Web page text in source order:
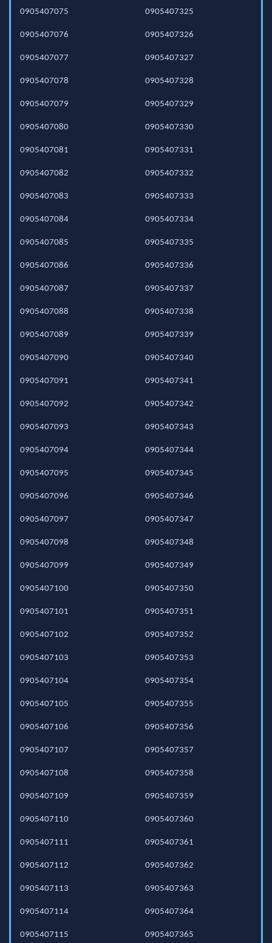
0905407075
0905407076
0905407077
0905407078
0905407079
0905407080
0905407081
0905407082
0905407083
0905407084
0905407085
0905407086
0905407087
0905407088
0905407089
0905407090
0905407091
0905407092
0905407093
0905407094
0905407095
0905407096
0905407097
0905407098
0905407099
0905407100
0905407101
0905407102
0905407103
0905407104
0905407105
0905407106
0905407107
0905407108
0905407109
0905407110
0905407111
0905407112
0905407113
0905407114
0905407115
0905407325
0905407326
0905407327
0905407328
0905407329
0905407330
0905407331
0905407332
0905407333
0905407334
0905407335
0905407336
0905407337
0905407338
0905407339
0905407340
0905407341
0905407342
0905407343
0905407344
0905407345
0905407346
0905407347
0905407348
0905407349
0905407350
0905407351
0905407352
0905407353
0905407354
0905407355
0905407356
0905407357
0905407358
0905407359
0905407360
0905407361
0905407362
0905407363
0905407364
0905407365